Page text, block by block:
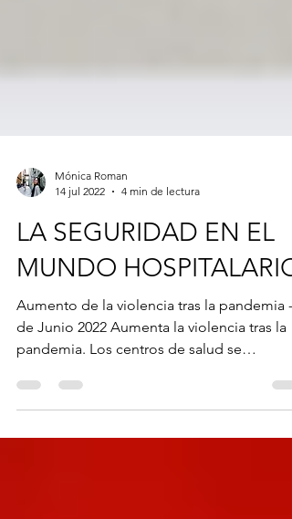
14 jul 2022
4 min de lectura
LA SEGURIDAD EN EL
MUNDO HOSPITALARIO
Aumento de la violencia tras la pandemia -
de Junio 2022 Aumenta la violencia tras la
pandemia. Los centros de salud se